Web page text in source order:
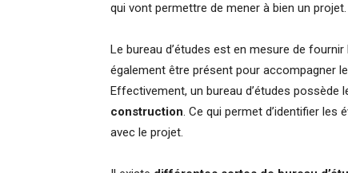
qui vont permettre de mener à bien un projet.
Le bureau d’études est en mesure de fournir
également être présent pour accompagner
Effectivement, un bureau d’études
construction. Ce qui permet d’identifier
avec le projet.